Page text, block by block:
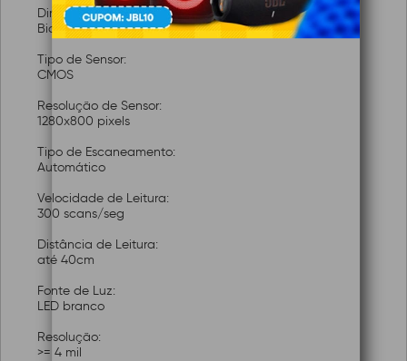
Direção de Leitura:
Bidirecional
Tipo de Sensor:
CMOS
Resolução de Sensor:
1280x800 pixels
Tipo de Escaneamento:
Automático
Velocidade de Leitura:
300 scans/seg
Distância de Leitura:
até 40cm
Fonte de Luz:
LED branco
Resolução:
>= 4 mil